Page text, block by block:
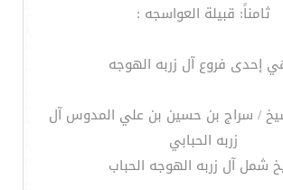
ثامناً: قبيلة العواسجه :
إحدى فروع آل زربه الهوجه
/ سراج بن حسين بن علي المدوس آل
زربه الحبابي
شمل آل زربه الهوجه الحباب